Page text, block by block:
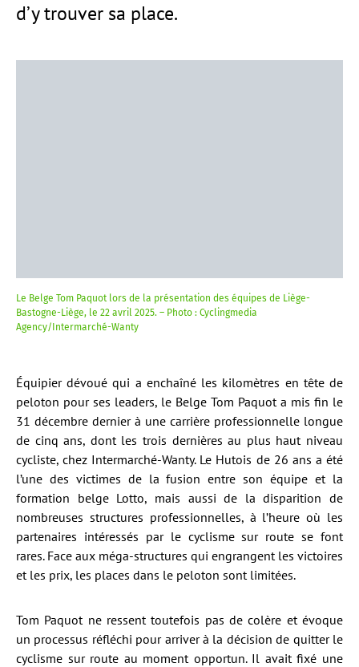
d’y trouver sa place.
Le Belge Tom Paquot lors de la présentation des équipes de Liège-
Bastogne-Liège, le 22 avril 2025. – Photo : Cyclingmedia
Agency/Intermarché-Wanty
Équipier dévoué qui a enchaîné les kilomètres en tête de
peloton pour ses leaders, le Belge Tom Paquot a mis fin le
31 décembre dernier à une carrière professionnelle longue
de cinq ans, dont les trois dernières au plus haut niveau
cycliste, chez Intermarché-Wanty. Le Hutois de 26 ans a été
l’une des victimes de la fusion entre son équipe et la
formation belge Lotto, mais aussi de la disparition de
nombreuses structures professionnelles, à l’heure où les
partenaires intéressés par le cyclisme sur route se font
rares. Face aux méga-structures qui engrangent les victoires
et les prix, les places dans le peloton sont limitées.
Tom Paquot ne ressent toutefois pas de colère et évoque
un processus réfléchi pour arriver à la décision de quitter le
cyclisme sur route au moment opportun. Il avait fixé une